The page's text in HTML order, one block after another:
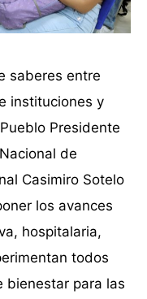
saberes entre
instituciones y
Presidente
de
Casimiro Sotelo
los avances
hospitalaria,
todos
bienestar para las